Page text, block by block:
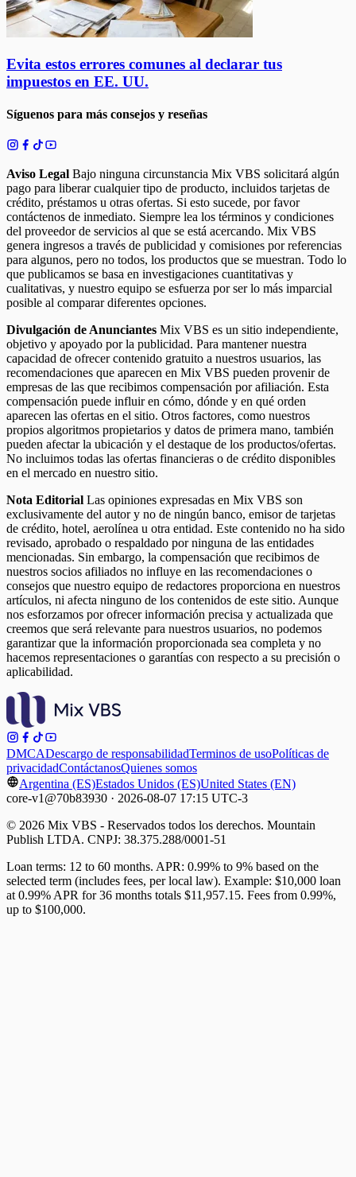
Evita estos errores comunes al declarar tus
impuestos en EE. UU.
Síguenos para más consejos y reseñas
Aviso Legal Bajo ninguna circunstancia Mix VBS solicitará algún
pago para liberar cualquier tipo de producto, incluidos tarjetas de
crédito, préstamos u otras ofertas. Si esto sucede, por favor
contáctenos de inmediato. Siempre lea los términos y condiciones
del proveedor de servicios al que se está acercando. Mix VBS
genera ingresos a través de publicidad y comisiones por referencias
para algunos, pero no todos, los productos que se muestran. Todo lo
que publicamos se basa en investigaciones cuantitativas y
cualitativas, y nuestro equipo se esfuerza por ser lo más imparcial
posible al comparar diferentes opciones.
Divulgación de Anunciantes Mix VBS es un sitio independiente,
objetivo y apoyado por la publicidad. Para mantener nuestra
capacidad de ofrecer contenido gratuito a nuestros usuarios, las
recomendaciones que aparecen en Mix VBS pueden provenir de
empresas de las que recibimos compensación por afiliación. Esta
compensación puede influir en cómo, dónde y en qué orden
aparecen las ofertas en el sitio. Otros factores, como nuestros
propios algoritmos propietarios y datos de primera mano, también
pueden afectar la ubicación y el destaque de los productos/ofertas.
No incluimos todas las ofertas financieras o de crédito disponibles
en el mercado en nuestro sitio.
Nota Editorial Las opiniones expresadas en Mix VBS son
exclusivamente del autor y no de ningún banco, emisor de tarjetas
de crédito, hotel, aerolínea u otra entidad. Este contenido no ha sido
revisado, aprobado o respaldado por ninguna de las entidades
mencionadas. Sin embargo, la compensación que recibimos de
nuestros socios afiliados no influye en las recomendaciones o
consejos que nuestro equipo de redactores proporciona en nuestros
artículos, ni afecta ninguno de los contenidos de este sitio. Aunque
nos esforzamos por ofrecer información precisa y actualizada que
creemos que será relevante para nuestros usuarios, no podemos
garantizar que la información proporcionada sea completa y no
hacemos representaciones o garantías con respecto a su precisión o
aplicabilidad.
DMCADescargo de responsabilidadTerminos de usoPolíticas de
privacidadContáctanosQuienes somos
Argentina (ES)Estados Unidos (ES)United States (EN)
core-v1@70b83930 · 2026-08-07 17:15 UTC-3
© 2026 Mix VBS - Reservados todos los derechos. Mountain
Publish LTDA. CNPJ: 38.375.288/0001-51
Loan terms: 12 to 60 months. APR: 0.99% to 9% based on the
selected term (includes fees, per local law). Example: $10,000 loan
at 0.99% APR for 36 months totals $11,957.15. Fees from 0.99%,
up to $100,000.